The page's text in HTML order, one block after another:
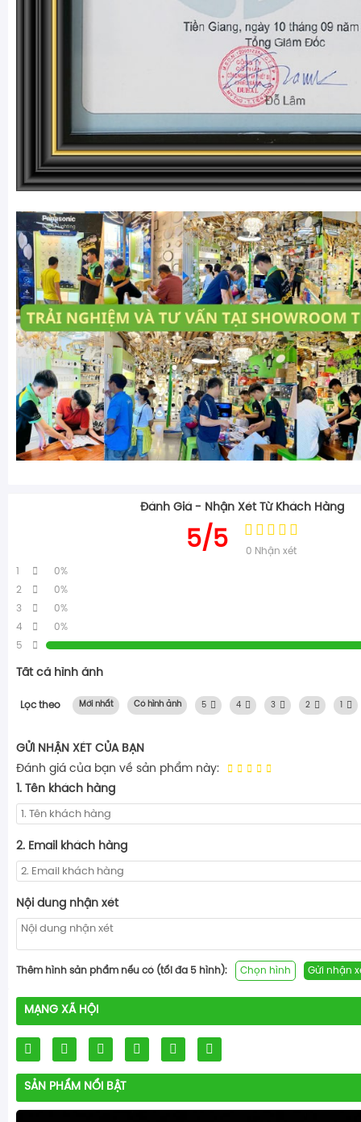
Đánh Giá - Nhận Xét Từ Khách Hàng
5/5 0 Nhận xét
1
0%
2
0%
3
0%
4
0%
5
Tất cả hình ảnh
Lọc theo Mới nhất Có hình ảnh 5 4 3 2
GỬI NHẬN XÉT CỦA BẠN
Đánh giá của bạn về sản phẩm này:
1. Tên khách hàng
2. Email khách hàng
Nội dung nhận xét
Thêm hình sản phẩm nếu có (tối đa 5 hình): Chọn hình Gửi nhận
MẠNG XÃ HỘI
SẢN PHẨM NỔI BẬT